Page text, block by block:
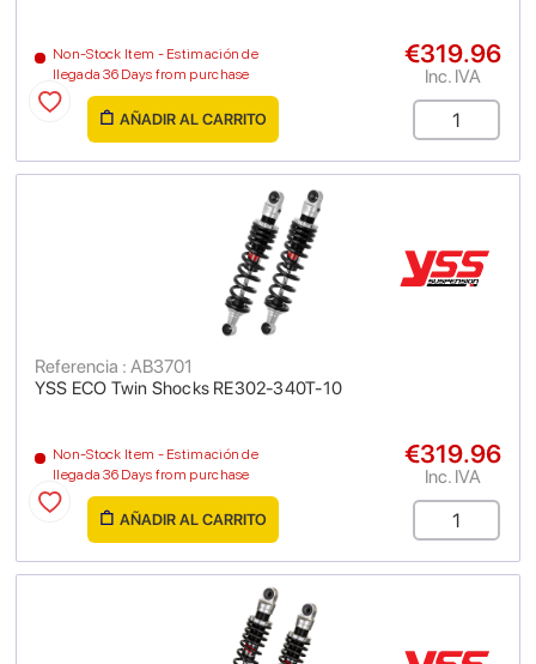
Non-Stock Item - Estimación de
llegada 36 Days from purchase
€319.96
Inc. IVA
AÑADIR AL CARRITO
YSS ECO Twin Shocks RE302-340T-10
Referencia : AB3701
Non-Stock Item - Estimación de
llegada 36 Days from purchase
€319.96
Inc. IVA
AÑADIR AL CARRITO